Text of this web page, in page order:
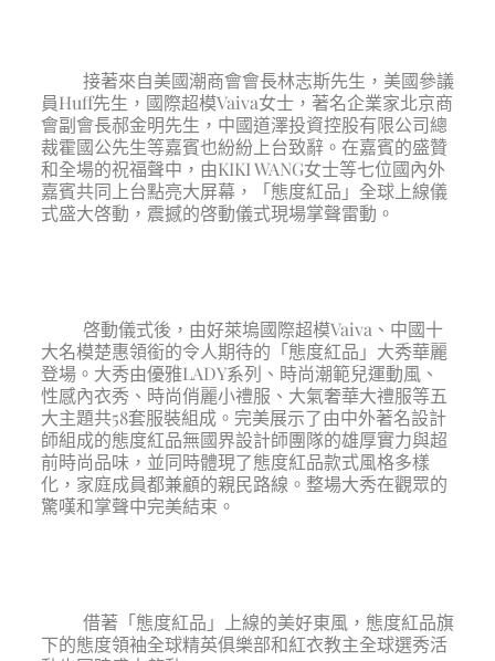
接著來自美國潮商會會長林志斯先生，美國參議
員Huff先生，國際超模Vaiva女士，著名企業家北京商
會副會長郝金明先生，中國道澤投資控股有限公司總
裁霍國公先生等嘉賓也紛紛上台致辭。在嘉賓的盛贊
和全場的祝福聲中，由KIKI WANG女士等七位國內外
嘉賓共同上台點亮大屏幕，「態度紅品」全球上線儀
式盛大啓動，震撼的啓動儀式現場掌聲雷動。
啓動儀式後，由好萊塢國際超模Vaiva、中國十
大名模楚惠領銜的令人期待的「態度紅品」大秀華麗
登場。大秀由優雅LADY系列、時尚潮範兒運動風、
性感內衣秀、時尚俏麗小禮服、大氣奢華大禮服等五
大主題共58套服裝組成。完美展示了由中外著名設計
師組成的態度紅品無國界設計師團隊的雄厚實力與超
前時尚品味，並同時體現了態度紅品款式風格多樣
化，家庭成員都兼顧的親民路線。整場大秀在觀眾的
驚嘆和掌聲中完美結束。
借著「態度紅品」上線的美好東風，態度紅品旗
下的態度領袖全球精英俱樂部和紅衣教主全球選秀活